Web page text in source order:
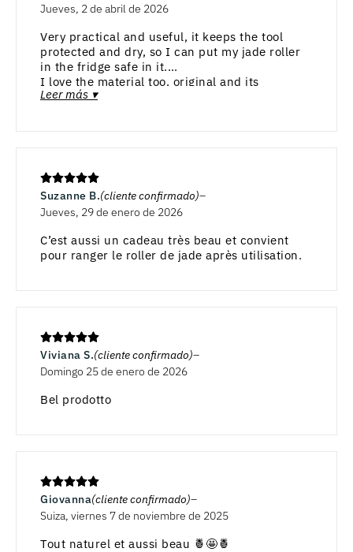
Jueves, 2 de abril de 2026
Very practical and useful, it keeps the tool
protected and dry, so I can put my jade roller
in the fridge safe in it.
I love the material too, original and its
sustainability.
Leer más ▾
Suzanne B.(cliente confirmado)
Jueves, 29 de enero de 2026
C’est aussi un cadeau très beau et convient
pour ranger le roller de jade après utilisation.
Viviana S.(cliente confirmado)
Domingo 25 de enero de 2026
Bel prodotto
Giovanna(cliente confirmado)
Suiza, viernes 7 de noviembre de 2025
Tout naturel et aussi beau 🍍🤩🍍